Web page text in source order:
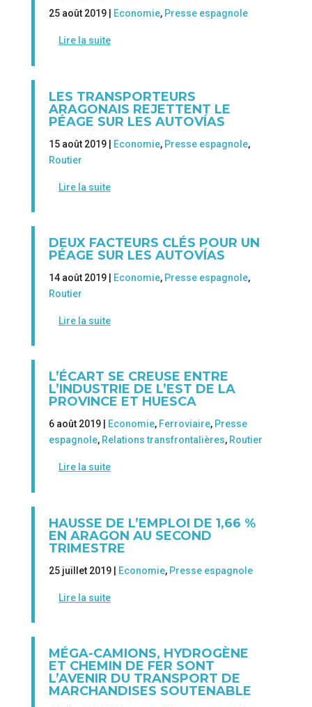
25 août 2019 | Economie, Presse espagnole
Lire la suite
LES TRANSPORTEURS
ARAGONAIS REJETTENT LE
PÉAGE SUR LES AUTOVÍAS
15 août 2019 | Economie, Presse espagnole,
Routier
Lire la suite
DEUX FACTEURS CLÉS POUR UN
PÉAGE SUR LES AUTOVÍAS
14 août 2019 | Economie, Presse espagnole,
Routier
Lire la suite
L’ÉCART SE CREUSE ENTRE
L’INDUSTRIE DE L’EST DE LA
PROVINCE ET HUESCA
6 août 2019 | Economie, Ferroviaire, Presse
espagnole, Relations transfrontalières, Routier
Lire la suite
HAUSSE DE L’EMPLOI DE 1,66 %
EN ARAGON AU SECOND
TRIMESTRE
25 juillet 2019 | Economie, Presse espagnole
Lire la suite
MÉGA-CAMIONS, HYDROGÈNE
ET CHEMIN DE FER SONT
L’AVENIR DU TRANSPORT DE
MARCHANDISES SOUTENABLE